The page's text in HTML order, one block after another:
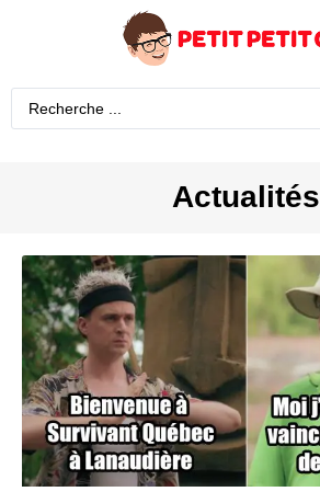
Actualités